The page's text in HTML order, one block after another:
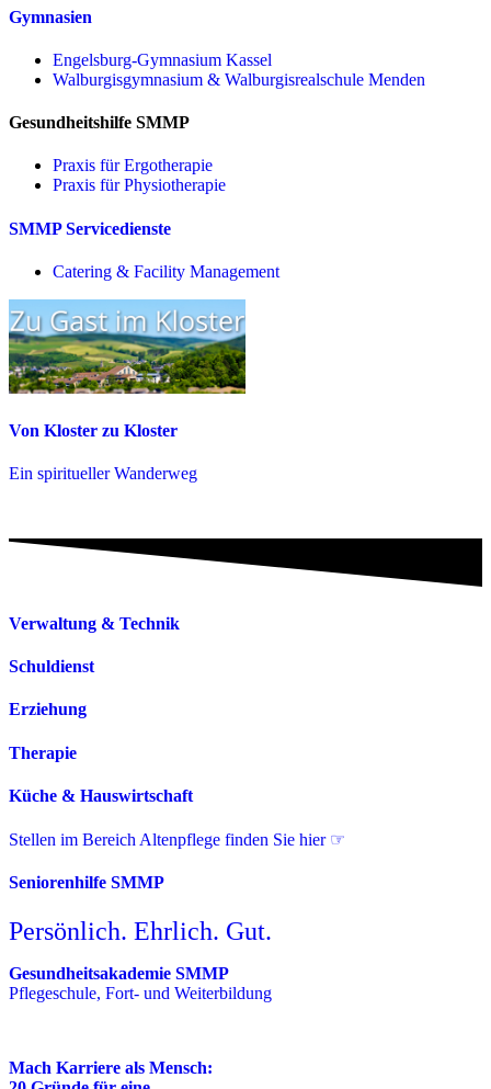
Gymnasien
Engelsburg-Gymnasium Kassel
Walburgisgymnasium & Walburgisrealschule Menden
Gesundheitshilfe SMMP
Praxis für Ergo­therapie
Praxis für Physio­therapie
SMMP Servicedienste
Catering & Facility Management
Von Kloster zu Kloster
Ein spiritueller Wanderweg
Verwaltung & Technik
Schuldienst
Erziehung
Therapie
Küche & Hauswirtschaft
Stellen im Bereich Altenpflege finden Sie hier ☞
Seniorenhilfe SMMP
Persönlich. Ehrlich. Gut.
Gesundheitsakademie SMMP
Pflegeschule, Fort- und Weiterbildung
Mach Karriere als Mensch: